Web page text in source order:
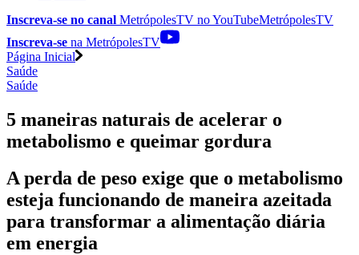
Inscreva-se no canal MetrópolesTV noYouTubeMetrópolesTV
Inscreva-se na MetrópolesTV
Página Inicial
Saúde
Saúde
5 maneiras naturais de acelerar o
metabolismo e queimar gordura
A perda de peso exige que o metabolismo
esteja funcionando de maneira azeitada
para transformar a alimentação diária
em energia